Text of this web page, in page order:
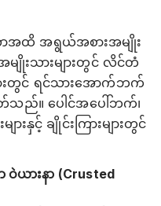
အထိ အရွယ်အစားအမျိုး
ျိုးသားများတွင် လိင်တံ
ားတွင် ရင်သားအောက်ဘက်
။ ပေါင်အပေါ်ဘက်၊
းနှင့် ချိုင်းကြားများတွင်
ယားနာ (Crusted